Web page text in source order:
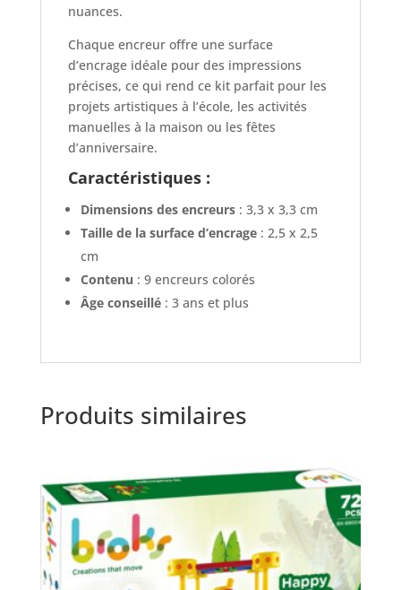
nuances.
Chaque encreur offre une surface
d’encrage idéale pour des impressions
précises, ce qui rend ce kit parfait pour les
projets artistiques à l’école, les activités
manuelles à la maison ou les fêtes
d’anniversaire.
Caractéristiques :
Dimensions des encreurs: 3,3 x 3,3 cm
Taille de la surface d’encrage: 2,5 x 2,5
cm
Contenu : 9 encreurs colorés
Âge conseillé: 3 ans et plus
Produits similaires